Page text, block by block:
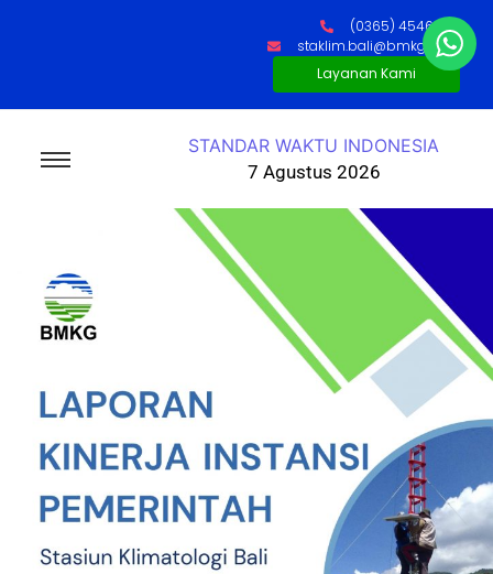
(0365) 4546085
staklim.bali@bmkg.go.id
Layanan Kami
STANDAR WAKTU INDONESIA
7 Agustus 2026